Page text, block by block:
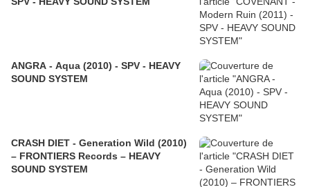
ANGRA - Aqua (2010) - SPV - HEAVY
SOUND SYSTEM
CRASH DIET - Generation Wild (2010)
– FRONTIERS Records – HEAVY
SOUND SYSTEM